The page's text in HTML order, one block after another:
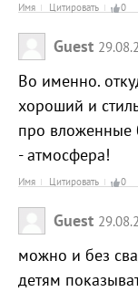
Имя Цитировать 0
Guest
Во именно.
хороший и
про вложенные
- атмосфера!
Имя Цитировать 0
Guest
можно и без
детям